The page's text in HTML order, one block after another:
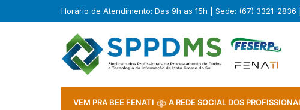
Horário de Atendimento: Das 9h as 15h | Sede: (67) 3321-2836 |
VEM PRA BEE FENATI A REDE SOCIAL DOS